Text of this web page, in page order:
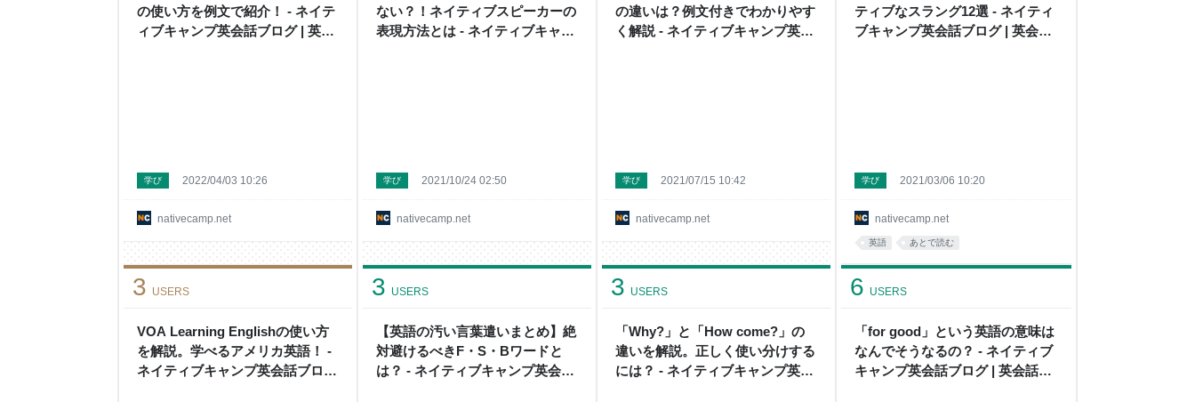
の使い方を例文で紹介！ - ネイテ
ィブキャンプ英会話ブログ | 英会
nativecamp.net
学び 2022/04/03 10:26
ない？！ネイティブスピーカーの
表現方法とは - ネイティブキャン
nativecamp.net
学び 2021/10/24 02:50
の違いは？例文付きでわかりやす
く解説 - ネイティブキャンプ英会
nativecamp.net
学び 2021/07/15 10:42
ティブなスラング12選 - ネイティ
ブキャンプ英会話ブログ | 英会話
nativecamp.net
学び 2021/03/06 10:20
英語 あとで読む
VOA Learning Englishの使い方
を解説。学べるアメリカ英語！ -
ネイティブキャンプ英会話ブログ
3 USERS
【英語の汚い言葉遣いまとめ】絶
対避けるべきF・S・Bワードと
は？ - ネイティブキャンプ英会話
3 USERS
「Why?」と「How come?」の
違いを解説。正しく使い分けする
には？ - ネイティブキャンプ英会
3 USERS
「for good」という英語の意味は
なんでそうなるの？ - ネイティブ
キャンプ英会話ブログ | 英会話の
6 USERS